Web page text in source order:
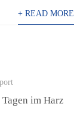
+ READ MORE
im Harz